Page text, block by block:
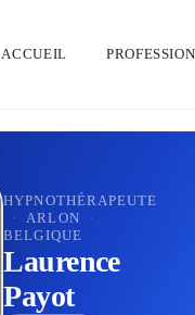
ACCUEIL
HYPNOTHÉRAPEUTE
·
ARLON
·
BELGIQUE
Laurence
Payot